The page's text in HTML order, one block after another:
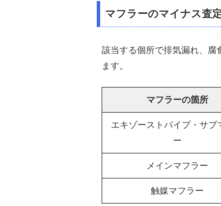
マフラーのマイナス査
該当する個所で排気漏れ、腐
ます。
マフラーの箇所
エキゾーストパイプ・サブ
ー
メインマフラー
触媒マフラー